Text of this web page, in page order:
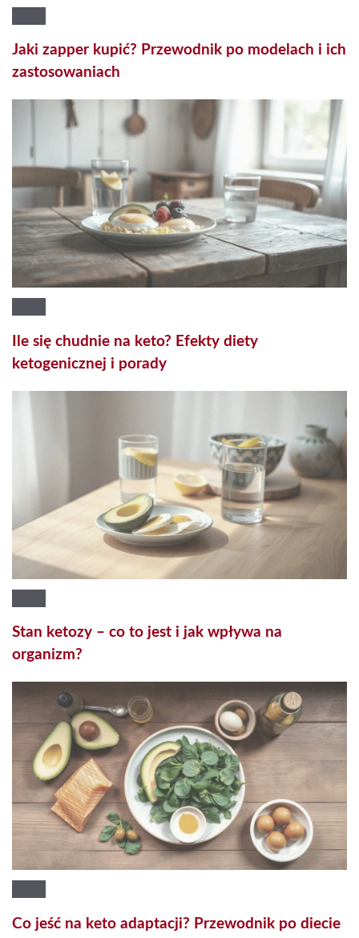
Jaki zapper kupić? Przewodnik po modelach i ich
zastosowaniach
Ile się chudnie na keto? Efekty diety
ketogenicznej i porady
Stan ketozy – co to jest i jak wpływa na
organizm?
Co jeść na keto adaptacji? Przewodnik po diecie